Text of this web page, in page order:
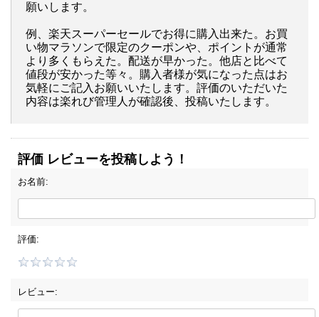
願いします。
例、楽天スーパーセールでお得に購入出来た。お買
い物マラソンで限定のクーポンや、ポイントが通常
より多くもらえた。配送が早かった。他店と比べて
値段が安かった等々。購入者様が気になった点はお
気軽にご記入お願いいたします。評価のいただいた
内容は楽れび管理人が確認後、投稿いたします。
評価 レビューを投稿しよう！
お名前:
評価:
レビュー: